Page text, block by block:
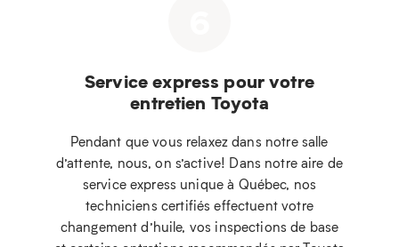
Service express pour votre
entretien Toyota
Pendant que vous relaxez dans notre salle
d’attente, nous, on s’active! Dans notre aire de
service express unique à Québec, nos
techniciens certifiés effectuent votre
changement d’huile, vos inspections de base